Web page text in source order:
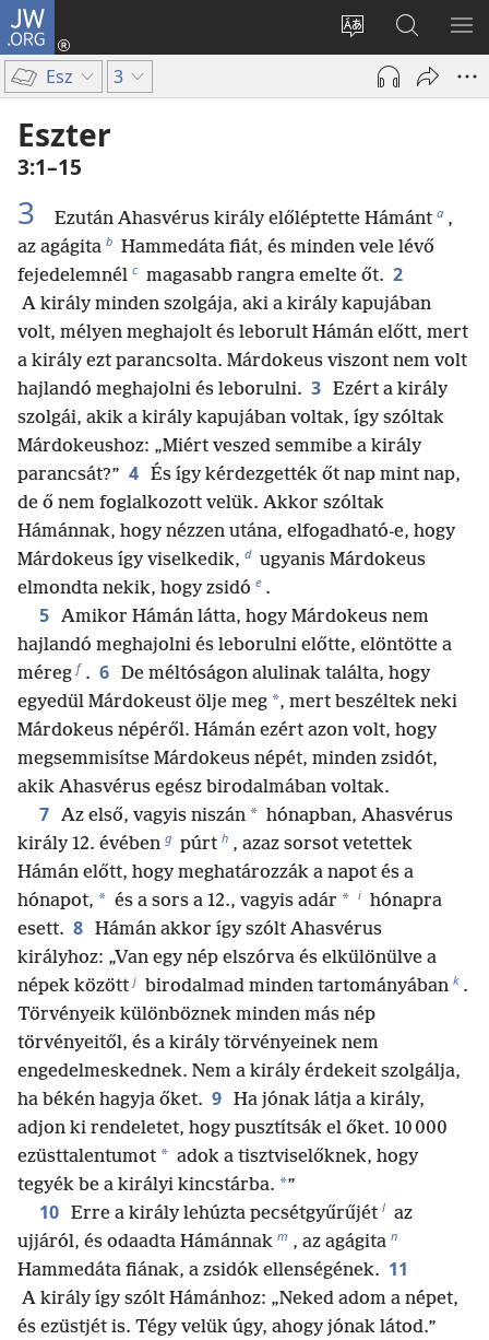
JW.ORG
Oldal
nyelvének
megváltoztatása
Bejelentkezés
(opens
window)
Keresés
a jw.org
honlapon
Esz 3
Eszter
3:1–15
3 Ezután Ahasvérus király előléptette Hámánt a ,
az agágita b Hammedáta fiát, és minden vele lévő
fejedelemnél c magasabb rangra emelte őt. 2
A király minden szolgája, aki a király kapujában
volt, mélyen meghajolt és leborult Hámán előtt, mert
a király ezt parancsolta. Márdokeus viszont nem volt
hajlandó meghajolni és leborulni. 3 Ezért a király
szolgái, akik a király kapujában voltak, így szóltak
Márdokeushoz: „Miért veszed semmibe a király
parancsát?” 4 És így kérdezgették őt nap mint nap,
de ő nem foglalkozott velük. Akkor szóltak
Hámánnak, hogy nézzen utána, elfogadható-e, hogy
Márdokeus így viselkedik, d ugyanis Márdokeus
elmondta nekik, hogy zsidó e .
5 Amikor Hámán látta, hogy Márdokeus nem
hajlandó meghajolni és leborulni előtte, elöntötte a
méreg f . 6 De méltóságon alulinak találta, hogy
egyedül Márdokeust ölje meg *, mert beszéltek neki
Márdokeus népéről. Hámán ezért azon volt, hogy
megsemmisítse Márdokeus népét, minden zsidót,
akik Ahasvérus egész birodalmában voltak.
7 Az első, vagyis niszán * hónapban, Ahasvérus
király 12. évében g púrt h , azaz sorsot vetettek
Hámán előtt, hogy meghatározzák a napot és a
hónapot, * és a sors a 12., vagyis adár * i hónapra
esett. 8 Hámán akkor így szólt Ahasvérus
királyhoz: „Van egy nép elszórva és elkülönülve a
népek között j birodalmad minden tartományában k .
Törvényeik különböznek minden más nép
törvényeitől, és a király törvényeinek nem
engedelmeskednek. Nem a király érdekeit szolgálja,
ha békén hagyja őket. 9 Ha jónak látja a király,
adjon ki rendeletet, hogy pusztítsák el őket. 10 000
ezüsttalentumot * adok a tisztviselőknek, hogy
tegyék be a királyi kincstárba. *”
10 Erre a király lehúzta pecsétgyűrűjét l az
ujjáról, és odaadta Hámánnak m , az agágita n
Hammedáta fiának, a zsidók ellenségének. 11
A király így szólt Hámánhoz: „Neked adom a népet,
és ezüstjét is. Tégy velük úgy, ahogy jónak látod.”